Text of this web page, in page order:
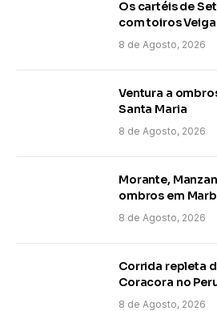
Os cartéis de
com toiros
8 de Agosto, 2026
Ventura a
Santa Maria
8 de Agosto, 2026
Morante,
ombros em
8 de Agosto, 2026
Corrida repleta
Coracora no
8 de Agosto, 2026